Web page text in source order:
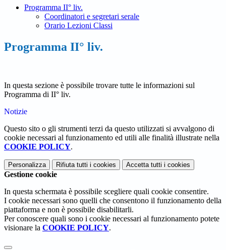
Programma II° liv.
Coordinatori e segretari serale
Orario Lezioni Classi
Programma II° liv.
In questa sezione è possibile trovare tutte le informazioni sul
Programma di II° liv.
Notizie
Questo sito o gli strumenti terzi da questo utilizzati si avvalgono di
cookie necessari al funzionamento ed utili alle finalità illustrate nella
COOKIE POLICY.
Personalizza Rifiuta tutti i cookies Accetta tutti i cookies
Gestione cookie
In questa schermata è possibile scegliere quali cookie consentire.
I cookie necessari sono quelli che consentono il funzionamento della
piattaforma e non è possibile disabilitarli.
Per conoscere quali sono i cookie necessari al funzionamento potete
visionare la COOKIE POLICY.